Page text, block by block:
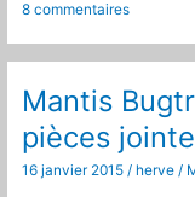
Personnaliser
la
page
de
visualisation
d’un
bug
8 commentaires
Mantis
pièces
16 janvier 2015/ herve/